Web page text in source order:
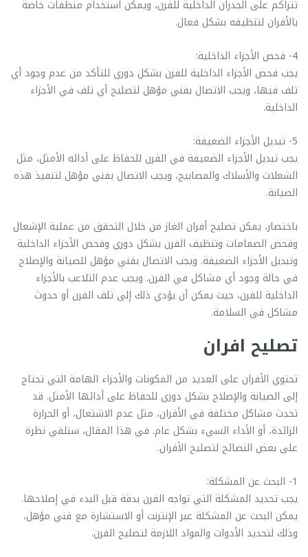
تتراكم على الجدران الداخلية للفرن، ويمكن استخدام منظفات خاصة
بالأفران لتنظيفه بشكل فعال.
4- فحص الأجزاء الداخلية:
يجب فحص الأجزاء الداخلية للفرن بشكل دوري للتأكد من عدم وجود أي
تلف فيها، ويجب الاتصال بفني مؤهل لتصليح أي تلف في الأجزاء
الداخلية.
5- تبديل الأجزاء الضعيفة:
يجب تبديل الأجزاء الضعيفة في الفرن للحفاظ على أدائه الأمثل، مثل
الشعلات والأسلاك والمصابيح، ويجب الاتصال بفني مؤهل لتنفيذ هذه
الصيانة.
باختصار، يمكن تصليح أفران الغاز من خلال التحقق من عملية الإشعال
وفحص الصمامات وتنظيف الفرن بشكل دوري وفحص الأجزاء الداخلية
وتبديل الأجزاء الضعيفة. ويجب الاتصال بفني مؤهل للصيانة والإصلاح
في حالة وجود أي مشاكل في الفرن. ويجب عدم التلاعب بالأجزاء
الداخلية للفرن، حيث يمكن أن يؤدي ذلك إلى تلف الفرن أو حدوث
مشاكل في السلامة.
تصليح افران
تحتوي الأفران على العديد من المكونات والأجزاء الهامة التي تحتاج
إلى الصيانة والإصلاح بشكل دوري للحفاظ على أدائها الأمثل. قد
تحدث مشاكل مختلفة في الأفران، مثل عدم الاشتعال، أو الحرارة
الزائدة، أو الأداء السيء بشكل عام. في هذا المقال، سنلقي نظرة
على بعض النصائح لتصليح الأفران.
1- البحث عن المشكلة:
يجب تحديد المشكلة التي تواجه الفرن بدقة قبل البدء في إصلاحها.
يمكن البحث عن المشكلة عبر الإنترنت أو الاستشارة مع فني مؤهل،
وذلك لتحديد الأدوات والمواد اللازمة لتصليح الفرن.